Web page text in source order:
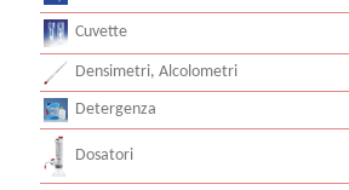
Cuvette
Densimetri, Alcolometri
Detergenza
Dosatori